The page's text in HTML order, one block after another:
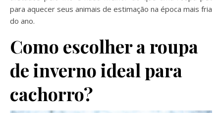
para aquecer seus animais de estimação na época mais fria
do ano.
Como escolher a roupa
de inverno ideal para
cachorro?